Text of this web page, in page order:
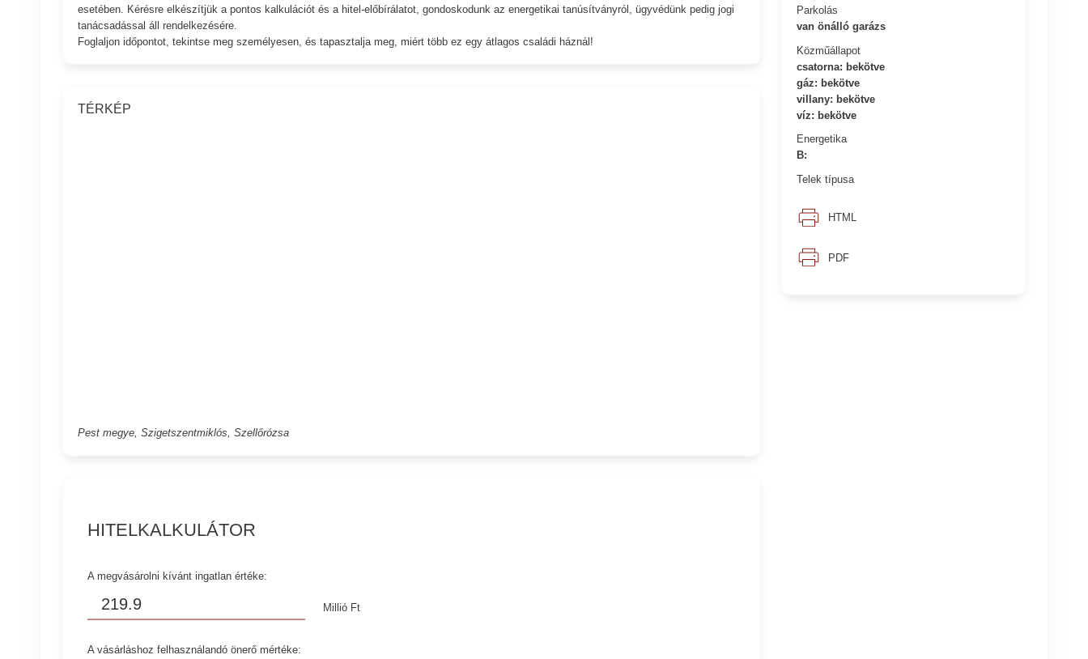
Parkolás
van önálló garázs
Közműállapot
csatorna: bekötve
gáz: bekötve
villany: bekötve
víz: bekötve
Energetika
B:
Telek típusa
HTML
PDF
esetében. Kérésre elkészítjük a pontos kalkulációt és a hitel-előbírálatot, gondoskodunk az energetikai tanúsítványról, ügyvédünk pedig jogi
tanácsadással áll rendelkezésére.
Foglaljon időpontot, tekintse meg személyesen, és tapasztalja meg, miért több ez egy átlagos családi háznál!
TÉRKÉP
Pest megye, Szigetszentmiklós, Szellőrózsa
HITELKALKULÁTOR
A megvásárolni kívánt ingatlan értéke:
Millió Ft
A vásárláshoz felhasználandó önerő mértéke: